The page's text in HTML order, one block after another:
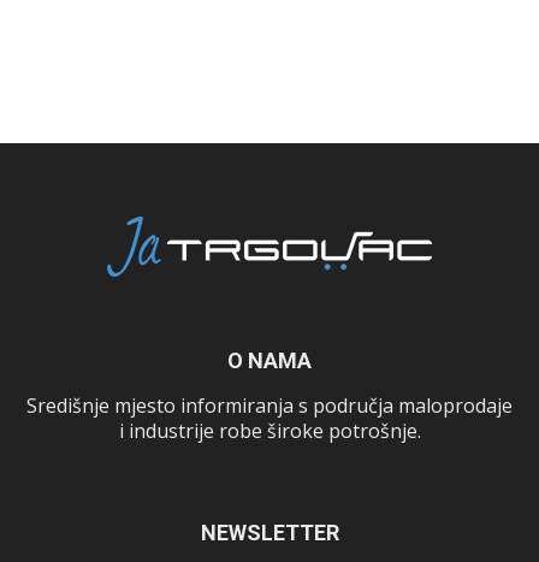
O NAMA
Središnje mjesto informiranja s područja maloprodaje
i industrije robe široke potrošnje.
NEWSLETTER